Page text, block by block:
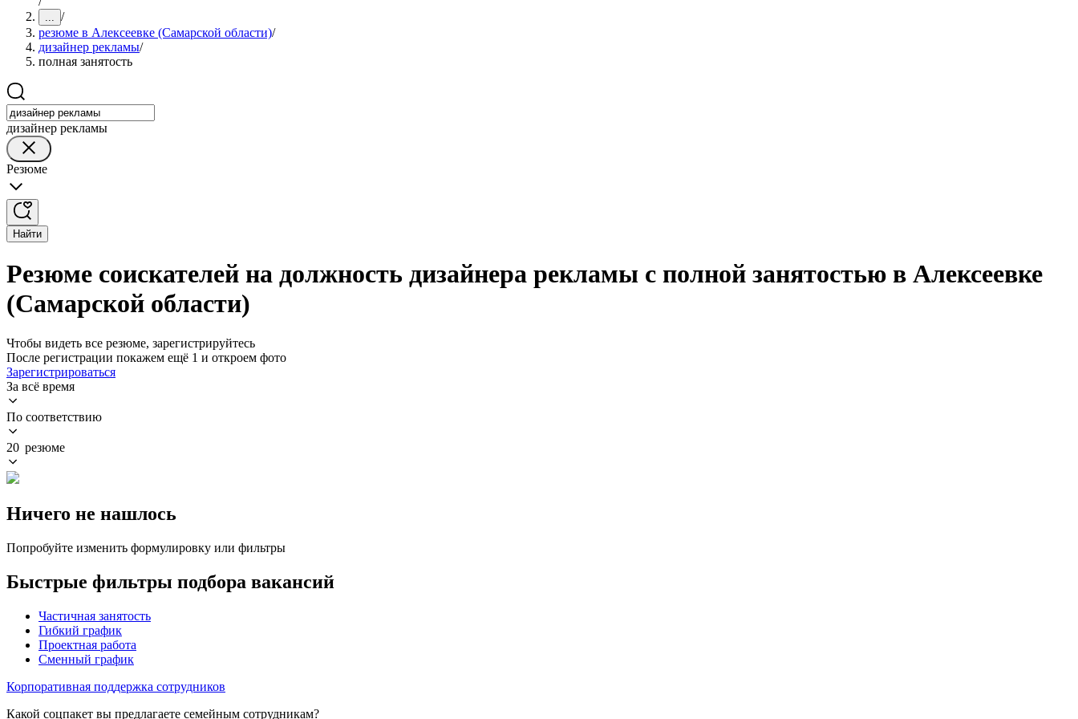
... /
резюме в Алексеевке (Самарской области)/
дизайнер рекламы/
полная занятость
дизайнер рекламы
Резюме
Найти
Резюме соискателей на должность дизайнера рекламы с полной занятостью в Алексеевке
(Самарской области)
Чтобы видеть все резюме, зарегистрируйтесь
После регистрации покажем ещё 1 и откроем фото
Зарегистрироваться
За всё время
По соответствию
20 резюме
Ничего не нашлось
Попробуйте изменить формулировку или фильтры
Быстрые фильтры подбора вакансий
Частичная занятость
Гибкий график
Проектная работа
Сменный график
Корпоративная поддержка сотрудников
Какой соцпакет вы предлагаете семейным сотрудникам?